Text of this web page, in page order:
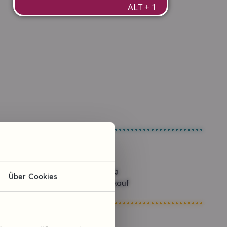
Über Cookies
Sponsoring
Kommissionskauf